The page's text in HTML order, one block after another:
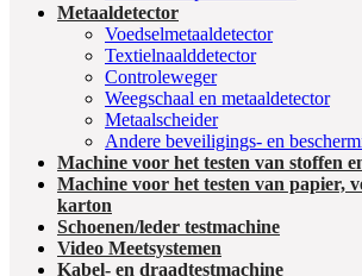
Metaaldetector
Voedselmetaaldetector
Textielnaalddetector
Controleweger
Weegschaal en metaaldetector
Metaalscheider
Andere beveiligings- en
Machine voor het testen van stoffen
Machine voor het testen van papier,
karton
Schoenen/leder testmachine
Video Meetsystemen
Kabel- en draadtestmachine